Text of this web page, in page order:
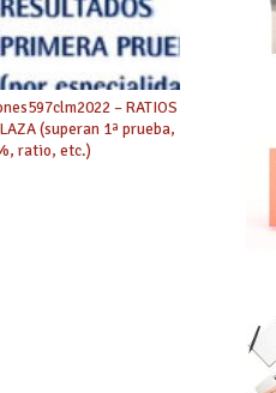
– RATIOS
(superan 1ª prueba,
ratio, etc.)